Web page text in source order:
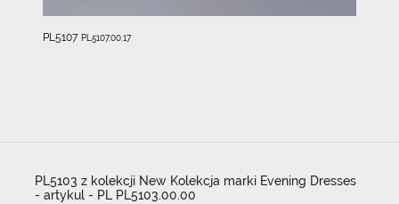
PL5107 PL5107.00.17
PL5103 z kolekcji New Kolekcja marki Evening Dresses
- artykul - PL PL5103.00.00